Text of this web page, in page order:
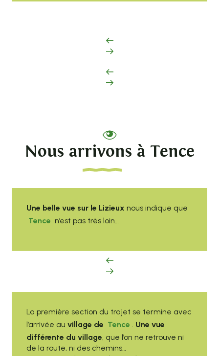
Nous arrivons à Tence
Une belle vue sur le Lizieux nous indique que
Tence n’est pas très loin…
La première section du trajet se termine avec
l’arrivée au village de Tence . Une vue
différente du village, que l’on ne retrouve ni
de la route, ni des chemins…